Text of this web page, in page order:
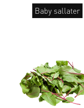
Baby sallater